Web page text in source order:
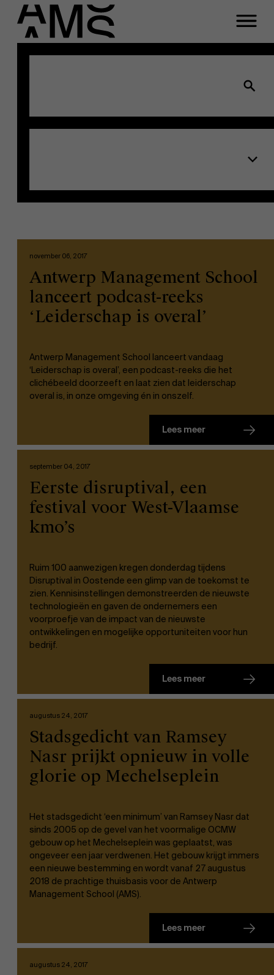
Programma's op maat
EN
november 06, 2017
Antwerp Management School
lanceert podcast-reeks
‘Leiderschap is overal’
Antwerp Management School lanceert vandaag
‘Leiderschap is overal’, een podcast-reeks die het
clichébeeld doorzeeft en laat zien dat leiderschap
overal is, in onze omgeving én in onszelf.
Lees meer
september 04, 2017
Eerste disruptival, een
festival voor West-Vlaamse
kmo’s
Ruim 100 aanwezigen kregen donderdag tijdens
Disruptival in Oostende een glimp van de toekomst te
zien. Kennisinstellingen demonstreerden de nieuwste
technologieën en gaven de ondernemers een
voorproefje van de impact van de nieuwste
ontwikkelingen en mogelijke opportuniteiten voor hun
bedrijf.
Lees meer
augustus 24, 2017
Stadsgedicht van Ramsey
Nasr prijkt opnieuw in volle
glorie op Mechelseplein
Het stadsgedicht ‘een minimum’ van Ramsey Nasr dat
sinds 2005 op de gevel van het voormalige OCMW
gebouw op het Mechelseplein was geplaatst, was
ongeveer een jaar verdwenen. Het gebouw krijgt immers
een nieuwe bestemming en wordt vanaf 27 augustus
2018 de prachtige thuisbasis voor de Antwerp
Management School (AMS).
Lees meer
augustus 24, 2017